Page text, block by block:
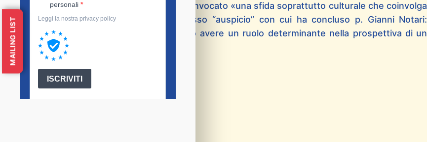
priorità del lavoro tra crisi e risorse”, ha invocato «una sfida soprattutto culturale che coinvolga
tutte le dimensioni dell’uomo». Lo stesso “auspicio” con cui ha concluso p. Gianni Notari:
«attivare circuiti alternativi che possano avere un ruolo determinante nella prospettiva di un
futuro possibile».
MAILING LIST